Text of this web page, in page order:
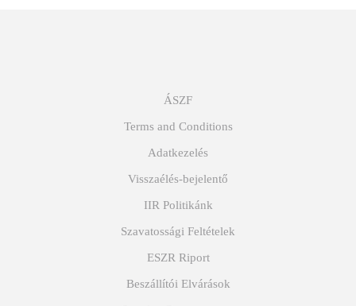
ÁSZF
Terms and Conditions
Adatkezelés
Visszaélés-bejelentő
IIR Politikánk
Szavatossági Feltételek
ESZR Riport
Beszállítói Elvárások